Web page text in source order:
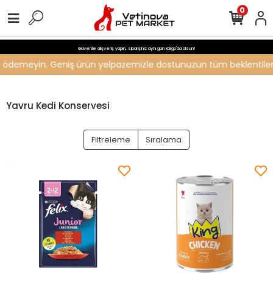
Güvenle alışveriş yapın, siparişiniz aynı gün kargo'da olsun!
Geniş ürün yelpazemizle dostunuzun tüm
0
Yavru Kedi Konservesi
Filtreleme Sıralama